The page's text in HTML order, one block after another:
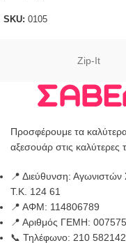
SKU: 0105
Zip-It
Προσφέρουμε τα
αξεσουάρ στις
📍 Διεύθυνση: Αγωνιστών
Τ.Κ. 124 61
📍 ΑΦΜ: 114806789
📍 Αριθμός ΓΕΜΗ:
📞 Τηλέφωνο: 210